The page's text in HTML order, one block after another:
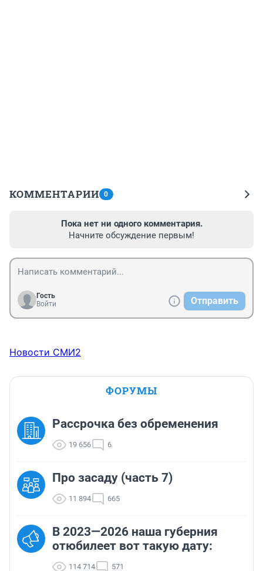
КОММЕНТАРИИ 0
Пока нет ни одного комментария.
Начните обсуждение первым!
Гость
Войти
Отправить
Новости СМИ2
ФОРУМЫ
Рассрочка без обременения
19 656 6
Про засаду (часть 7)
11 894 665
В 2023—2026 наша губерния
отюбилеет вот такую дату:
114 714 571